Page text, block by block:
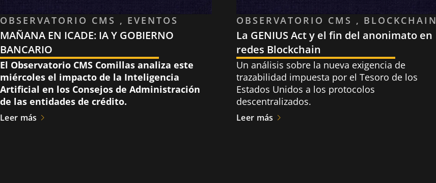
OBSERVATORIO CMS , EVENTOS
MAÑANA EN ICADE: IA Y GOBIERNO
BANCARIO
El Observatorio CMS Comillas analiza este
miércoles el impacto de la Inteligencia
Artificial en los Consejos de Administración
de las entidades de crédito.
Leer más
OBSERVATORIO CMS , BLOCKCHAIN
La GENIUS Act y el fin del anonimato en
redes Blockchain
Un análisis sobre la nueva exigencia de
trazabilidad impuesta por el Tesoro de los
Estados Unidos a los protocolos
descentralizados.
Leer más